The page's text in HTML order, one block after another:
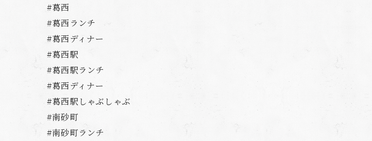
#葛西
#葛西ランチ
#葛西ディナー
#葛西駅
#葛西駅ランチ
#葛西ディナー
#葛西駅しゃぶしゃぶ
#南砂町
#南砂町ランチ